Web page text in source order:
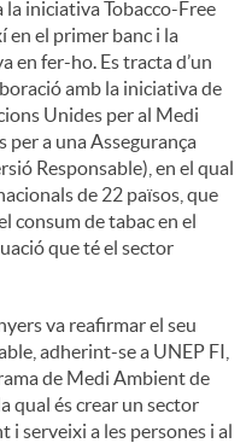
la iniciativa Tobacco-Free
en el primer banc i la
en fer-ho. Es tracta d’un
amb la iniciativa de
Unides per al Medi
per a una Assegurança
Responsable), en el qual
de 22 països, que
consum de tabac en el
que té el sector
va reafirmar el seu
adherint-se a UNEP FI,
de Medi Ambient de
qual és crear un sector
serveixi a les persones i al